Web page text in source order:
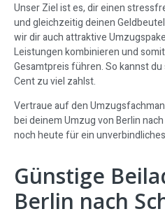
Unser Ziel ist es, dir einen
und gleichzeitig deinen
wir dir auch attraktive
Leistungen kombinieren und
Gesamtpreis führen. So kannst
Cent zu viel zahlst.
Vertraue auf den
bei deinem Umzug von Berlin
noch heute für ein
Günstige
Berlin nach